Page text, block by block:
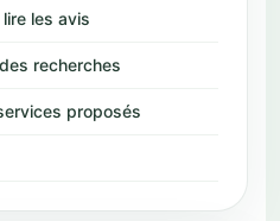
les avis
recherches
proposés